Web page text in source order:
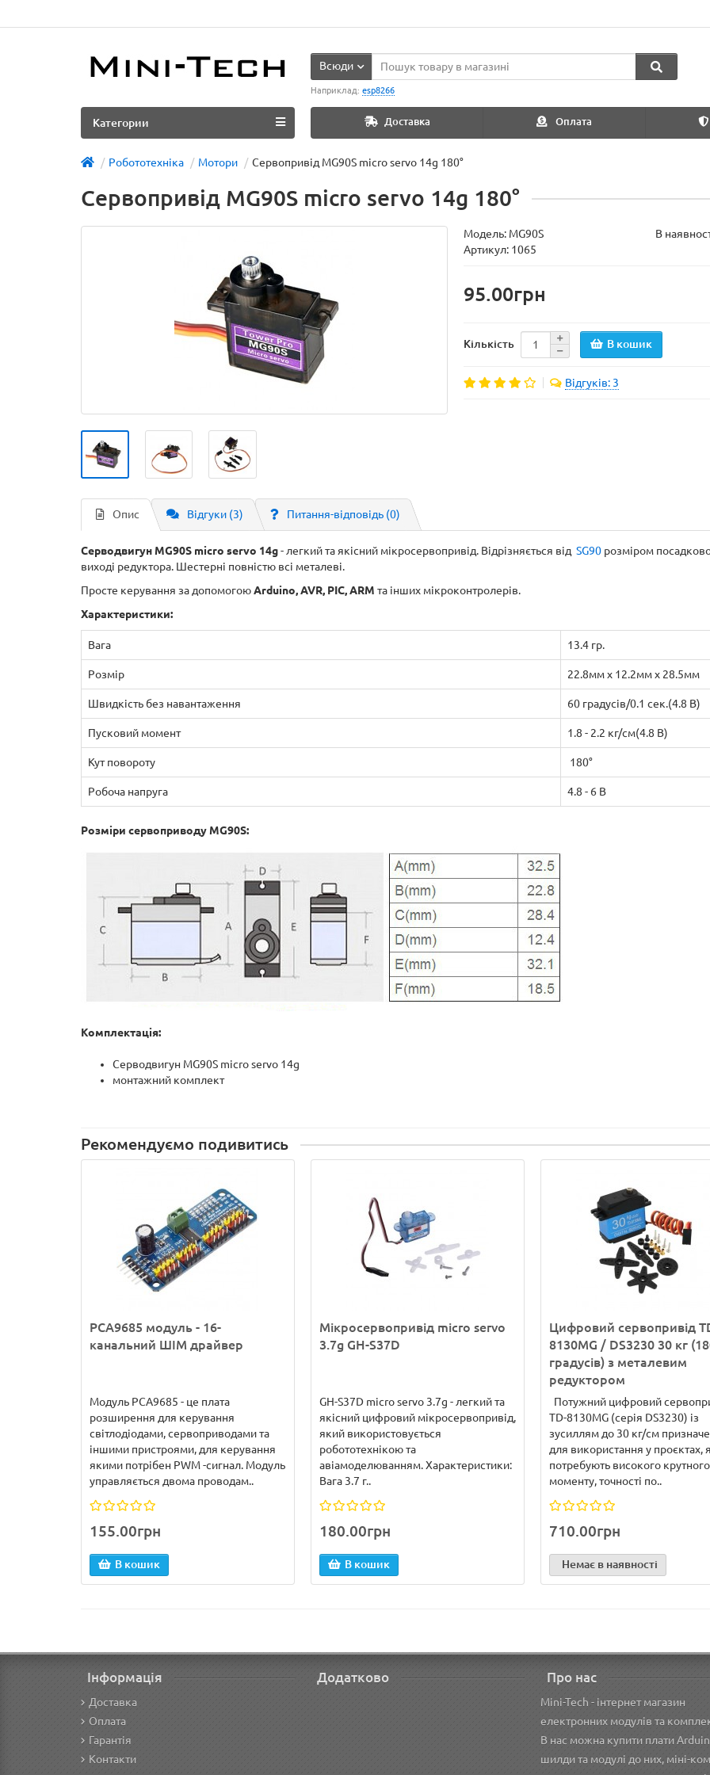
Всюди
Наприклад: esp8266
Доставка Оплата
Категории
Робототехніка Мотори Сервопривід MG90S micro servo 14g 180°
Сервопривід MG90S micro servo 14g 180°
Модель: MG90S
В
Артикул: 1065
95.00грн
Кількість В кошик
Відгуків: 3
Опис Відгуки (3) Питання-відповідь (0)
Серводвигун MG90S micro servo 14g- легкий та якісний мікросервопривід. Відрізняється від SG90 розміром
виході редуктора. Шестерні повністю всі металеві.
Просте керування за допомогоюArduino, AVR, PIC, ARM та інших мікроконтролерів.
Характеристики:
Вага 13.4 гр.
Розмір 22.8мм x 12.2мм x 28.5мм
Швидкість без навантаження 60 градусів/0.1 сек.(4.8 В)
Пусковий момент 1.8 - 2.2 кг/см(4.8 В)
Кут повороту 180°
Робоча напруга 4.8 - 6 В
Розміри сервоприводу MG90S:
Комплектація:
Серводвигун MG90S micro servo 14g
монтажний комплект
Рекомендуємо подивитись
PCA9685 модуль - 16-
канальний ШІМ драйвер
Модуль PCA9685 - це плата
розширення для керування
світлодіодами, сервоприводами та
іншими пристроями, для керування
якими потрібен PWM -сигнал. Модуль
управляється двома проводам..
155.00грн
В кошик
Мікросервопривід micro servo
3.7g GH-S37D
GH-S37D micro servo 3.7g - легкий та
якісний цифровий мікросервопривід,
який використовується
робототехнікою та
авіамоделюванням. Характеристики:
Вага 3.7 г..
180.00грн
В кошик
Цифровий сервопривід
8130MG / DS3230 30 кг
градусів) з металевим
редуктором
Потужний цифровий
TD-8130MG (серія DS3230) із
зусиллям до 30 кг/см
для використання у проєктах,
потребують високого крутного
моменту, точності по..
710.00грн
Немає в наявності
Інформація
Доставка
Оплата
Гарантія
Контакти
Додатково Про нас
Mini-Tech - інтернет магазин
електронних модулів та
В нас можна купити плати
шилди та модулі до них, міні-